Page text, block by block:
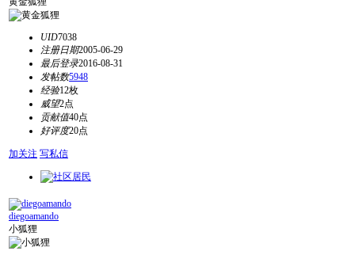
UID7038
注册日期2005-06-29
最后登录2016-08-31
发帖数5948
经验12枚
威望2点
贡献值40点
好评度20点
加关注 写私信
diegoamando
小狐狸